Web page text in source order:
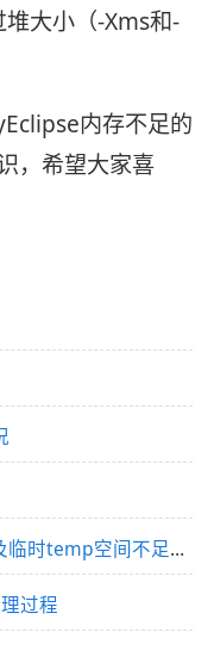
大小（-Xms和-
内存不足的
，希望大家喜
Oracle安装过程中物理内存检查及临时temp空间不足问题解决
过程